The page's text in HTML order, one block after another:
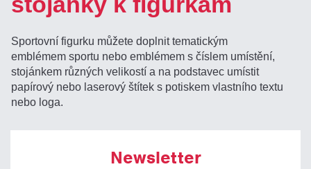
Sportovní figurku můžete doplnit tematickým
emblémem sportu nebo emblémem s číslem umístění,
stojánkem různých velikostí a na podstavec umístit
papírový nebo laserový štítek s potiskem vlastního textu
nebo loga.
Newsletter